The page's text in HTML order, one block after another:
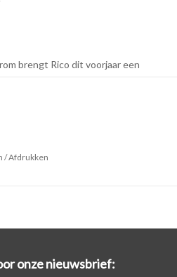
brengt Rico dit voorjaar een
voor thuis en onderweg beloven.
van garen in zachte
In het boek staan 12
/Afdrukken
onze nieuwsbrief: